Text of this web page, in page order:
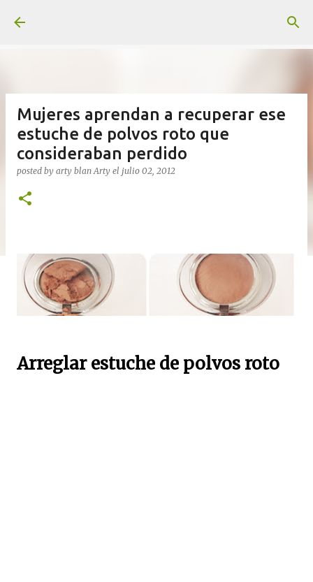
Mujeres aprendan a recuperar ese
estuche de polvos roto que
consideraban perdido
posted by arty blanArty el julio 02, 2012
Arreglar estuche de polvos roto